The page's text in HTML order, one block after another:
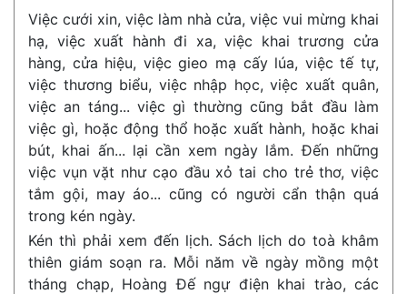
Việc cưới xin, việc làm nhà cửa, việc vui mừng khai
hạ, việc xuất hành đi xa, việc khai trương cửa
hàng, cửa hiệu, việc gieo mạ cấy lúa, việc tế tự,
việc thương biểu, việc nhập học, việc xuất quân,
việc an táng... việc gì thường cũng bắt đầu làm
việc gì, hoặc động thổ hoặc xuất hành, hoặc khai
bút, khai ấn... lại cần xem ngày lắm. Đến những
việc vụn vặt như cạo đầu xỏ tai cho trẻ thơ, việc
tắm gội, may áo... cũng có người cẩn thận quá
trong kén ngày.
Kén thì phải xem đến lịch. Sách lịch do toà khâm
thiên giám soạn ra. Mỗi năm về ngày mồng một
tháng chạp, Hoàng Đế ngự điện khai trào, các